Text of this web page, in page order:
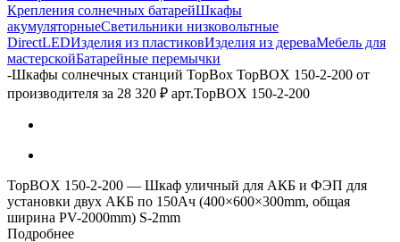
Крепления солнечных батарейШкафы
акумуляторныеСветильники низковольтные
DirectLEDИзделия из пластиковИзделия из дереваМебель для
мастерскойБатарейные перемычки
-Шкафы солнечных станций TopBox TopBOX 150-2-200 от
производителя за 28 320 ₽ арт.TopBOX 150-2-200
TopBOX 150-2-200 — Шкаф уличный для АКБ и ФЭП для
установки двух АКБ по 150Ач (400×600×300mm, общая
ширина PV-2000mm) S-2mm
Подробнее